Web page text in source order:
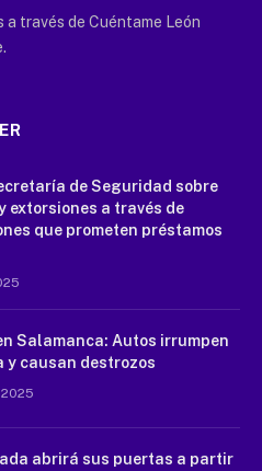
a través de Cuéntame León
de Seguridad sobre
extorsiones a través de
que prometen préstamos
Salamanca: Autos irrumpen
y causan destrozos
abrirá sus puertas a partir